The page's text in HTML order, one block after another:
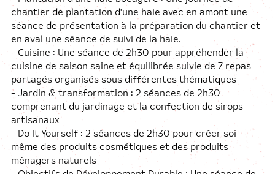
chantier de plantation d'une haie avec en amont une
séance de présentation à la préparation du chantier et
en aval une séance de suivi de la haie.
- Cuisine : Une séance de 2h30 pour appréhender la
cuisine de saison saine et équilibrée suivie de 7 repas
partagés organisés sous différentes thématiques
- Jardin & transformation : 2 séances de 2h30
comprenant du jardinage et la confection de sirops
artisanaux
- Do It Yourself : 2 séances de 2h30 pour créer soi-
même des produits cosmétiques et des produits
ménagers naturels